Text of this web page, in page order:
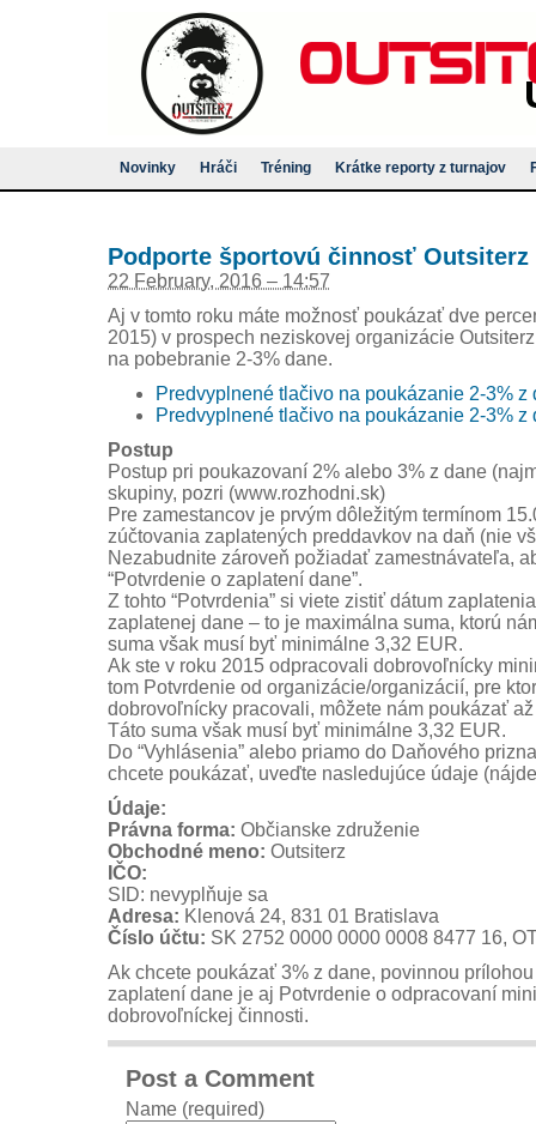
Novinky Hráči Tréning Krátke reporty z turnajov
Podporte športovú činnosť Outsiterz
22 February, 2016 – 14:57
Aj v tomto roku máte možnosť poukázať dve
2015) v prospech neziskovej organizácie
na pobebranie 2-3% dane.
Predvyplnené tlačivo na poukázanie 2-3% z
Predvyplnené tlačivo na poukázanie 2-3% z
Postup
Postup pri poukazovaní 2% alebo 3% z dane
skupiny, pozri (www.rozhodni.sk)
Pre zamestancov je prvým dôležitým termínom
zúčtovania zaplatených preddavkov na daň (nie
Nezabudnite zároveň požiadať zamestnávateľa,
“Potvrdenie o zaplatení dane”.
Z tohto “Potvrdenia” si viete zistiť dátum
zaplatenej dane – to je maximálna suma, ktorú
suma však musí byť minimálne 3,32 EUR.
Ak ste v roku 2015 odpracovali dobrovoľnícky
tom Potvrdenie od organizácie/or­ganizácií, pre
dobrovoľnícky pracovali, môžete nám poukázať
Táto suma však musí byť minimálne 3,32 EUR.
Do “Vyhlásenia” alebo priamo do Daňového
chcete poukázať, uveďte nasledujúce údaje
Údaje:
Právna forma: Občianske združenie
Obchodné meno: Outsiterz
IČO:
SID: nevyplňuje sa
Adresa: Klenová 24, 831 01 Bratislava
Číslo účtu: SK 2752 0000 0000 0008 8477 16,
Ak chcete poukázať 3% z dane, povinnou
zaplatení dane je aj Potvrdenie o odpracovaní
dobrovoľníckej činnosti.
Post a Comment
Name (required)